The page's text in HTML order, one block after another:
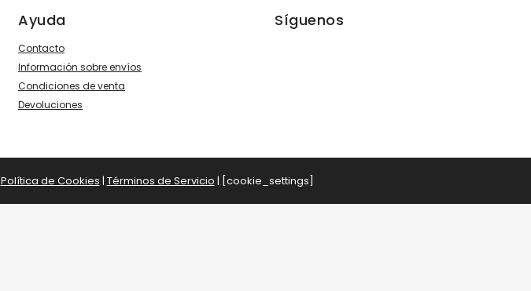
Ayuda
Contacto
Información sobre envíos
Condiciones de venta
Devoluciones
Síguenos
Política de Cookies | Términos de Servicio | [cookie_settings]